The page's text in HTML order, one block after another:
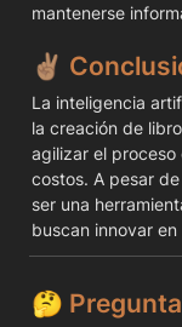
mantenerse
✌🏽
La inteligencia
la creación de
agilizar el
costos. A pesar
ser una
buscan innovar
🤔